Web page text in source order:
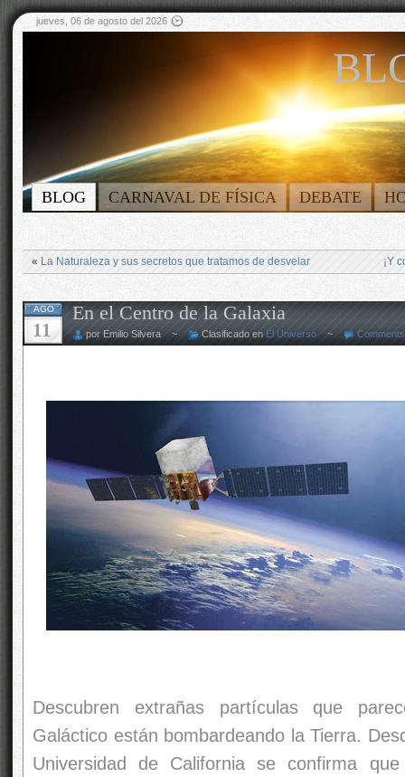
jueves, 06 de agosto del 2026
BLOG CARNAVAL DE FÍSICA DEBATE
« La Naturaleza y sus secretos que tratamos de desvelar ¡Y
AGO
11
En el Centro de la Galaxia
por Emilio Silvera ~ Clasificado en El Universo ~
Descubren extrañas partículas que
Galáctico están bombardeando la Tierra.
Universidad de California se confirma